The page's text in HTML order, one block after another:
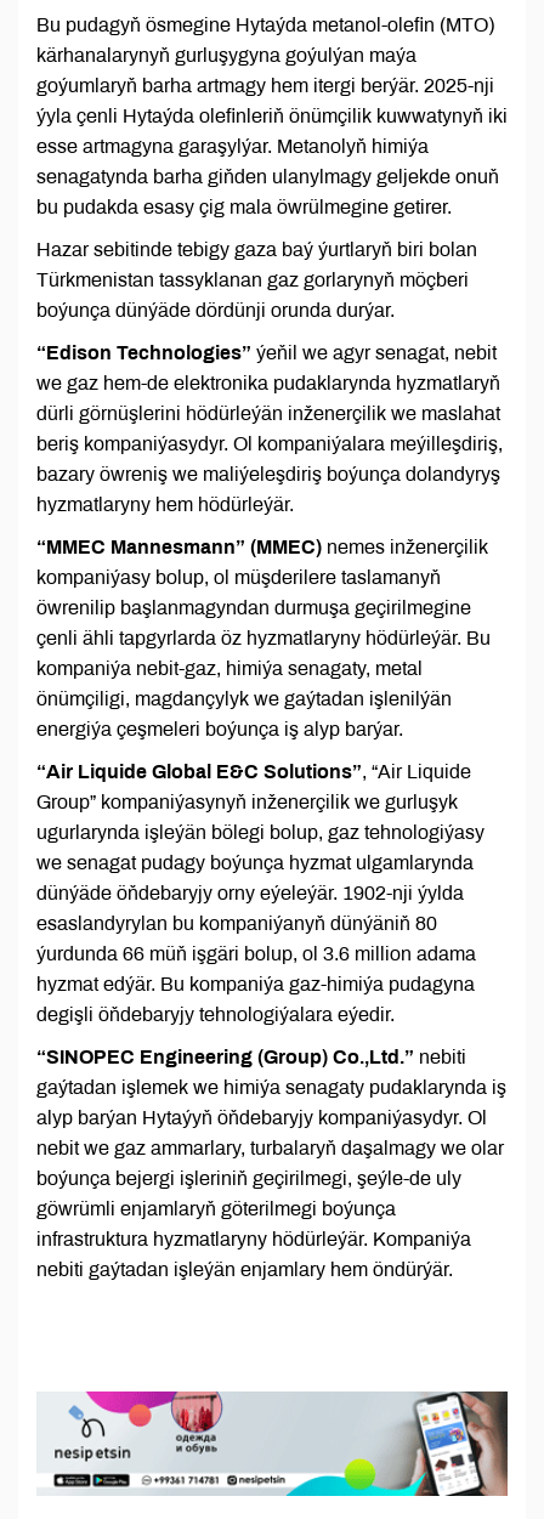
Bu pudagyň ösmegine Hytaýda metanol-olefin (MTO)
kärhanalarynyň gurluşygyna goýulýan maýa
goýumlaryň barha artmagy hem itergi berýär. 2025-nji
ýyla çenli Hytaýda olefinleriň önümçilik kuwwatynyň iki
esse artmagyna garaşylýar. Metanolyň himiýa
senagatynda barha giňden ulanylmagy geljekde onuň
bu pudakda esasy çig mala öwrülmegine getirer.
Hazar sebitinde tebigy gaza baý ýurtlaryň biri bolan
Türkmenistan tassyklanan gaz gorlarynyň möçberi
boýunça dünýäde dördünji orunda durýar.
“Edison Technologies” ýeňil we agyr senagat, nebit
we gaz hem-de elektronika pudaklarynda hyzmatlaryň
dürli görnüşlerini hödürleýän inženerçilik we maslahat
beriş kompaniýasydyr. Ol kompaniýalara meýilleşdiriş,
bazary öwreniş we maliýeleşdiriş boýunça dolandyryş
hyzmatlaryny hem hödürleýär.
“MMEC Mannesmann” (MMEC) nemes inženerçilik
kompaniýasy bolup, ol müşderilere taslamanyň
öwrenilip başlanmagyndan durmuşa geçirilmegine
çenli ähli tapgyrlarda öz hyzmatlaryny hödürleýär. Bu
kompaniýa nebit-gaz, himiýa senagaty, metal
önümçiligi, magdançylyk we gaýtadan işlenilýän
energiýa çeşmeleri boýunça iş alyp barýar.
“Air Liquide Global E&C Solutions”, “Air Liquide
Group” kompaniýasynyň inženerçilik we gurluşyk
ugurlarynda işleýän bölegi bolup, gaz tehnologiýasy
we senagat pudagy boýunça hyzmat ulgamlarynda
dünýäde öňdebaryjy orny eýeleýär. 1902-nji ýylda
esaslandyrylan bu kompaniýanyň dünýäniň 80
ýurdunda 66 müň işgäri bolup, ol 3.6 million adama
hyzmat edýär. Bu kompaniýa gaz-himiýa pudagyna
degişli öňdebaryjy tehnologiýalara eýedir.
“SINOPEC Engineering (Group) Co.,Ltd.” nebiti
gaýtadan işlemek we himiýa senagaty pudaklarynda iş
alyp barýan Hytaýyň öňdebaryjy kompaniýasydyr. Ol
nebit we gaz ammarlary, turbalaryň daşalmagy we olar
boýunça bejergi işleriniň geçirilmegi, şeýle-de uly
göwrümli enjamlaryň göterilmegi boýunça
infrastruktura hyzmatlaryny hödürleýär. Kompaniýa
nebiti gaýtadan işleýän enjamlary hem öndürýär.